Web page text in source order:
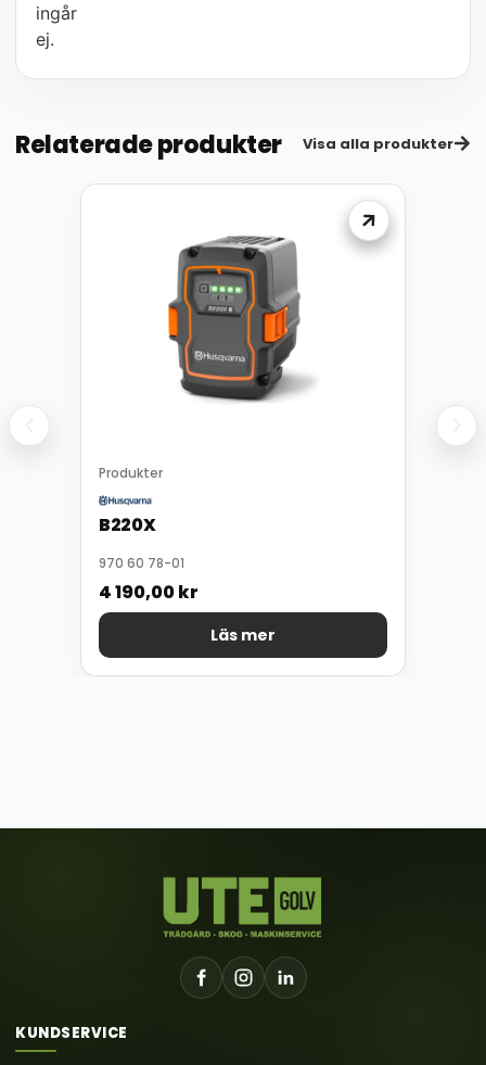
ingår
ej.
Relaterade produkter Visa alla produkter
Produkter
B220X
970 60 78-01
4 190,00kr
Läs mer
KUNDSERVICE